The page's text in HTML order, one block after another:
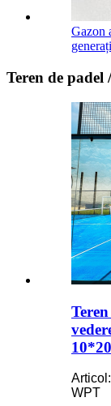
Gazon
Teren de padel
WPT